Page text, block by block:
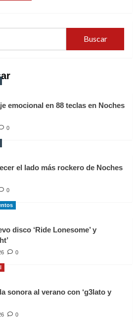
emocional en 88 teclas en Noches
0
el lado más rockero de Noches
0
disco ‘Ride Lonesome’ y
0
sonora al verano con ‘g3lato y
0